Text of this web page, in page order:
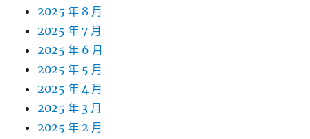
2025 年 8 月
2025 年 7 月
2025 年 6 月
2025 年 5 月
2025 年 4 月
2025 年 3 月
2025 年 2 月